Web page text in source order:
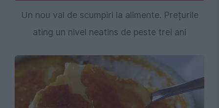
Un nou val de scumpiri la alimente. Prețurile
ating un nivel neatins de peste trei ani